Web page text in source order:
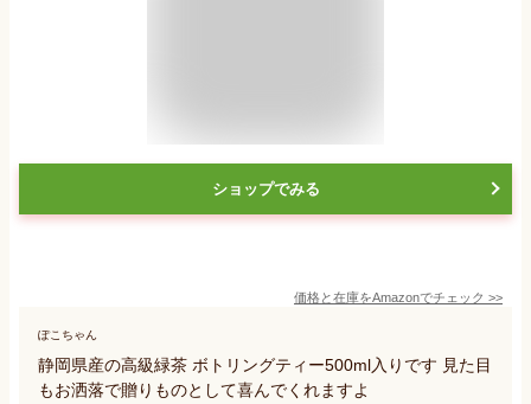
ショップでみる
価格と在庫をAmazonでチェック >>
ぽこちゃん
静岡県産の高級緑茶 ボトリングティー500ml入りです 見た目
もお洒落で贈りものとして喜んでくれますよ